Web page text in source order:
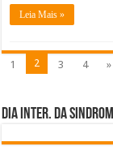
Leia Mais »
1 2 3 4 »
Dia inter. da